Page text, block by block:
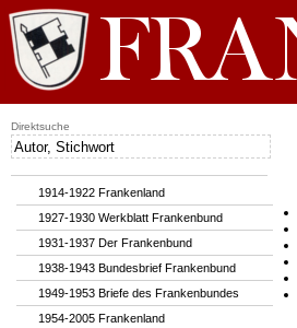
1914-1922 Frankenland
1927-1930 Werkblatt Frankenbund
1931-1937 Der Frankenbund
1938-1943 Bundesbrief Frankenbund
1949-1953 Briefe des Frankenbundes
1954-2005 Frankenland
Direktsuche